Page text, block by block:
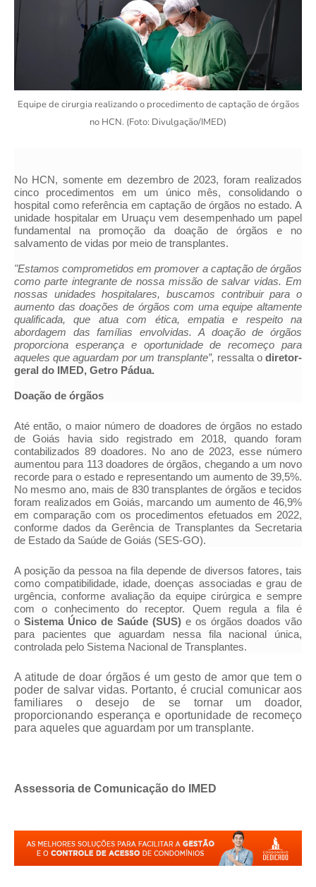
Equipe de cirurgia realizando o procedimento de captação de órgãos
no HCN. (Foto: Divulgação/IMED)
No HCN, somente em dezembro de 2023, foram realizados
cinco procedimentos em um único mês, consolidando o
hospital como referência em captação de órgãos no estado. A
unidade hospitalar em Uruaçu vem desempenhado um papel
fundamental na promoção da doação de órgãos e no
salvamento de vidas por meio de transplantes.
"Estamos comprometidos em promover a captação de órgãos
como parte integrante de nossa missão de salvar vidas. Em
nossas unidades hospitalares, buscamos contribuir para o
aumento das doações de órgãos com uma equipe altamente
qualificada, que atua com ética, empatia e respeito na
abordagem das famílias envolvidas. A doação de órgãos
proporciona esperança e oportunidade de recomeço para
aqueles que aguardam por um transplante”, ressalta o diretor-
geral do IMED, Getro Pádua.
Doação de órgãos
Até então, o maior número de doadores de órgãos no estado
de Goiás havia sido registrado em 2018, quando foram
contabilizados 89 doadores. No ano de 2023, esse número
aumentou para 113 doadores de órgãos, chegando a um novo
recorde para o estado e representando um aumento de 39,5%.
No mesmo ano, mais de 830 transplantes de órgãos e tecidos
foram realizados em Goiás, marcando um aumento de 46,9%
em comparação com os procedimentos efetuados em 2022,
conforme dados da Gerência de Transplantes da Secretaria
de Estado da Saúde de Goiás (SES-GO).
A posição da pessoa na fila depende de diversos fatores, tais
como compatibilidade, idade, doenças associadas e grau de
urgência, conforme avaliação da equipe cirúrgica e sempre
com o conhecimento do receptor. Quem regula a fila é
o Sistema Único de Saúde (SUS) e os órgãos doados vão
para pacientes que aguardam nessa fila nacional única,
controlada pelo Sistema Nacional de Transplantes.
A atitude de doar órgãos é um gesto de amor que tem o
poder de salvar vidas. Portanto, é crucial comunicar aos
familiares o desejo de se tornar um doador,
proporcionando esperança e oportunidade de recomeço
para aqueles que aguardam por um transplante.
Assessoria de Comunicação do IMED